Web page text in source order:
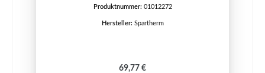
Produktnummer: 01012272
Hersteller: Spartherm
Regulärer Preis:
69,77 €